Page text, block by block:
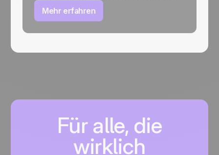
Mehr erfahren
Für alle, die
wirklich